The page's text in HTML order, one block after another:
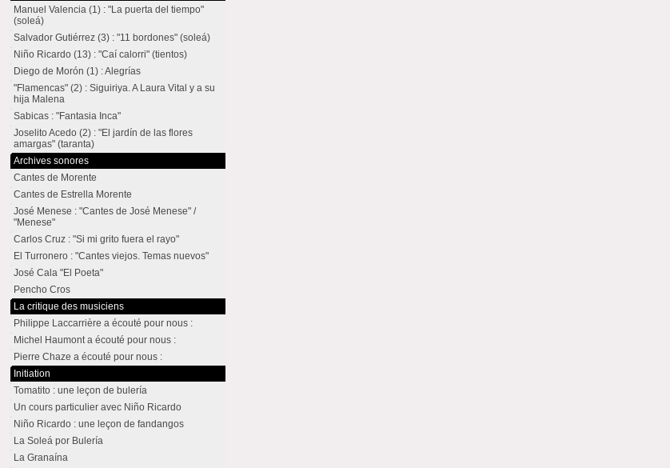
Manuel Valencia (1) : "La puerta del tiempo"
(soleá)
Salvador Gutiérrez (3) : "11 bordones" (soleá)
Niño Ricardo (13) : "Caí calorri" (tientos)
Diego de Morón (1) : Alegrías
"Flamencas" (2) : Siguiriya. A Laura Vital y a su
hija Malena
Sabicas : "Fantasia Inca"
Joselito Acedo (2) : "El jardín de las flores
amargas" (taranta)
Archives sonores
Cantes de Morente
Cantes de Estrella Morente
José Menese : "Cantes de José Menese" /
"Menese"
Carlos Cruz : "Si mi grito fuera el rayo"
El Turronero : "Cantes viejos. Temas nuevos"
José Cala "El Poeta"
Pencho Cros
La critique des musiciens
Philippe Laccarrière a écouté pour nous :
Michel Haumont a écouté pour nous :
Pierre Chaze a écouté pour nous :
Initiation
Tomatito : une leçon de bulería
Un cours particulier avec Niño Ricardo
Niño Ricardo : une leçon de fandangos
La Soleá por Bulería
La Granaína